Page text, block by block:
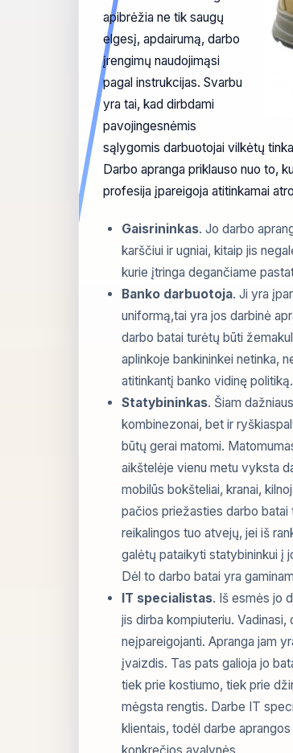
apibrėžia ne tik saugų
elgesį, apdairumą, darbo
įrengimų naudojimąsi
pagal instrukcijas. Svarbu
yra tai, kad dirbdami
pavojingesnėmis
sąlygomis darbuotojai vilkėtų
Darbo apranga priklauso nuo to,
profesija įpareigoja atitinkamai
Gaisrininkas. Jo darbo
karščiui ir ugniai, kitaip jis
kurie įtringa degančiame
Banko darbuotoja. Ji yra
uniformą,tai yra jos darbinė
darbo batai turėtų būti
aplinkoje bankininkei netinka,
atitinkantį banko vidinę politiką.
Statybininkas. Šiam
kombinezonai, bet ir
būtų gerai matomi.
aikštelėje vienu metu vyksta
mobilūs bokšteliai, kranai,
pačios priežasties darbo
reikalingos tuo atvejų, jei iš
galėtų pataikyti statybininkui į
Dėl to darbo batai yra
IT specialistas. Iš esmės jo
jis dirba kompiuteriu.
neįpareigojanti. Apranga jam
įvaizdis. Tas pats galioja jo
tiek prie kostiumo, tiek prie
mėgsta rengtis. Darbe IT
klientais, todėl darbe
konkrečios avalynės.